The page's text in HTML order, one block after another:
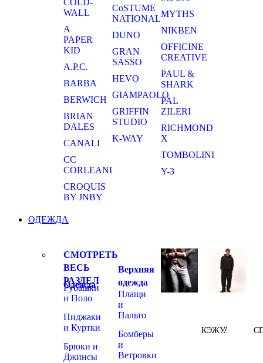
COLD-
WALL
A
PAPER
KID
A.P.C.
BARBA
BERWICH
BRIAN
DALES
CANALI
CC
CORLEANI
CROQUIS
BY JNBY
CoSTUME
NATIONAL
DUNO
GRAN
SASSO
HEVO
GIAMPAOLO
GRIFFIN
STUDIO
K-WAY
MYTHS
NIKBEN
OFFICINE
CREATIVE
PAUL &
SHARK
PAL
ZILERI
RICHMOND
X
TOMBOLINI
Y-3
ОДЕЖДА
СМОТРЕТЬ
ВЕСЬ
РАЗДЕЛ
Одежда
Рубашки
и Поло
Пиджаки
и Куртки
Брюки и
Джинсы
Верхняя
одежда
Плащи
и
Пальто
Бомберы
и
Ветровки
КЭЖУАЛ